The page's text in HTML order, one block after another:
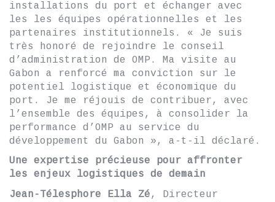
installations du port et échanger avec
les les équipes opérationnelles et les
partenaires institutionnels. « Je suis
très honoré de rejoindre le conseil
d’administration de OMP. Ma visite au
Gabon a renforcé ma conviction sur le
potentiel logistique et économique du
port. Je me réjouis de contribuer, avec
l’ensemble des équipes, à consolider la
performance d’OMP au service du
développement du Gabon », a-t-il déclaré.
Une expertise précieuse pour affronter
les enjeux logistiques de demain
Jean-Télesphore Ella Zé, Directeur